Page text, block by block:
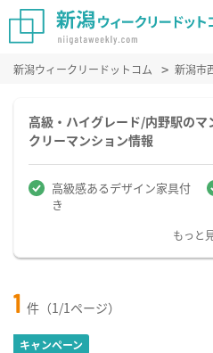
新潟ウィークリードットコム 新潟市
高級・ハイグレード/内野駅の
クリーマンション情報
高級感あるデザイン家具付
き
もっと
1 件（1/1ページ）
キャンペーン